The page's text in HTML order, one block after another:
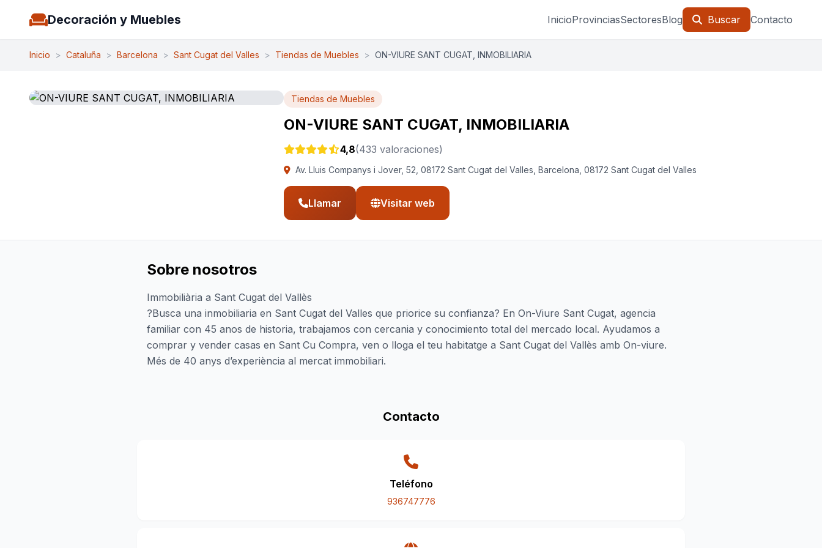
Decoración y Muebles InicioProvinciasSectoresBlog Buscar Contacto
Inicio > Cataluña > Barcelona > Sant Cugat del Valles > Tiendas de Muebles > ON-VIURE SANT CUGAT, INMOBILIARIA
Tiendas de Muebles
ON-VIURE SANT CUGAT, INMOBILIARIA
4,8(433 valoraciones)
Av. Lluis Companys i Jover, 52, 08172 Sant Cugat del Valles, Barcelona, 08172 Sant Cugat del Valles
Llamar Visitar web
Sobre nosotros
Immobiliària a Sant Cugat del Vallès
?Busca una inmobiliaria en Sant Cugat del Valles que priorice su confianza? En On-Viure Sant Cugat, agencia
familiar con 45 anos de historia, trabajamos con cercania y conocimiento total del mercado local. Ayudamos a
comprar y vender casas en Sant Cu Compra, ven o lloga el teu habitatge a Sant Cugat del Vallès amb On-viure.
Més de 40 anys d’experiència al mercat immobiliari.
Contacto
Teléfono
936747776